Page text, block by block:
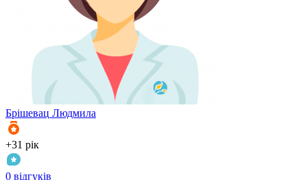
Брішевац Людмила
+31 рік
0 відгуків